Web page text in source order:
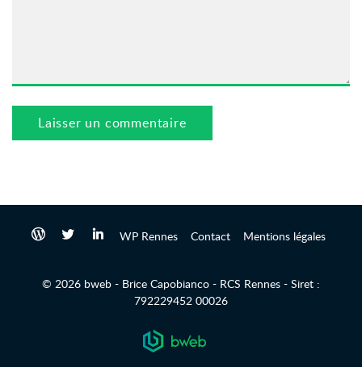
WP Rennes Contact Mentions légales
© 2026 bweb - Brice Capobianco - RCS Rennes - Siret :
792229452 00026